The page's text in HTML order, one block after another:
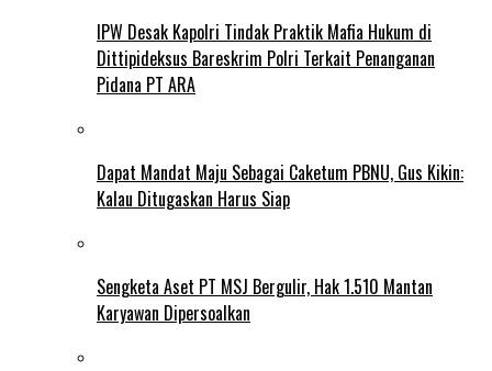
IPW Desak Kapolri Tindak Praktik Mafia Hukum di
Dittipideksus Bareskrim Polri Terkait Penanganan
Pidana PT ARA
Dapat Mandat Maju Sebagai Caketum PBNU, Gus Kikin:
Kalau Ditugaskan Harus Siap
Sengketa Aset PT MSJ Bergulir, Hak 1.510 Mantan
Karyawan Dipersoalkan